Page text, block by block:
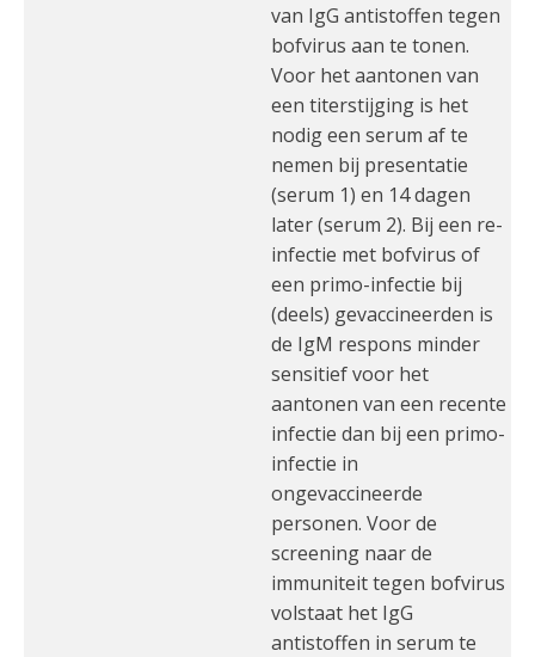
van IgG antistoffen tegen
bofvirus aan te tonen.
Voor het aantonen van
een titerstijging is het
nodig een serum af te
nemen bij presentatie
(serum 1) en 14 dagen
later (serum 2). Bij een re-
infectie met bofvirus of
een primo-infectie bij
(deels) gevaccineerden is
de IgM respons minder
sensitief voor het
aantonen van een recente
infectie dan bij een primo-
infectie in
ongevaccineerde
personen. Voor de
screening naar de
immuniteit tegen bofvirus
volstaat het IgG
antistoffen in serum te